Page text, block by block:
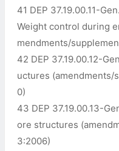
41 DEP 37.19.00.11-
Weight control during
mendments/
42 DEP 37.19.00.12-
uctures (amendments/
0)
43 DEP 37.19.00.13-
ore structures
3:2006)